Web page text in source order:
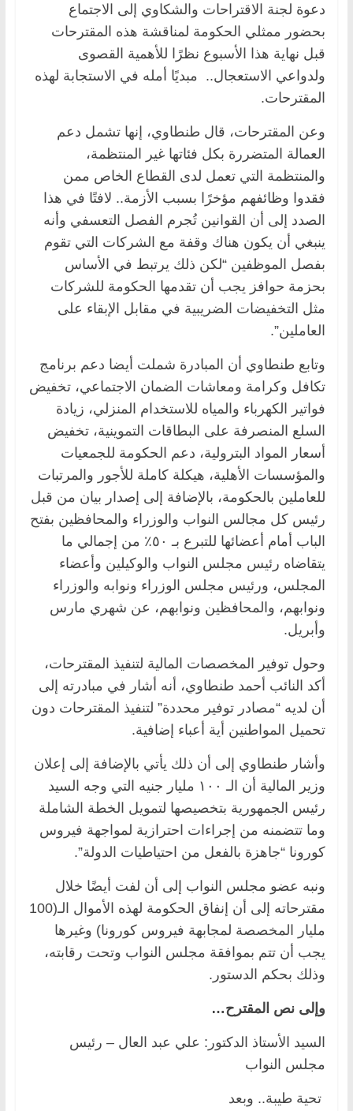
دعوة لجنة الاقتراحات والشكاوي إلى الاجتماع
بحضور ممثلي الحكومة لمناقشة هذه المقترحات
قبل نهاية هذا الأسبوع نظرًا للأهمية القصوى
ولدواعي الاستعجال.. مبديًا أمله في الاستجابة لهذه
المقترحات.
وعن المقترحات، قال طنطاوي، إنها تشمل دعم
العمالة المتضررة بكل فئاتها غير المنتظمة،
والمنتظمة التي تعمل لدى القطاع الخاص ممن
فقدوا وظائفهم مؤخرًا بسبب الأزمة.. لافتًا في هذا
الصدد إلى أن القوانين تُجرم الفصل التعسفي وأنه
ينبغي أن يكون هناك وقفة مع الشركات التي تقوم
بفصل الموظفين “لكن ذلك يرتبط في الأساس
بحزمة حوافز يجب أن تقدمها الحكومة للشركات
مثل التخفيضات الضريبية في مقابل الإبقاء على
العاملين”.
وتابع طنطاوي أن المبادرة شملت أيضا دعم برنامج
تكافل وكرامة ومعاشات الضمان الاجتماعي، تخفيض
فواتير الكهرباء والمياه للاستخدام المنزلي، زيادة
السلع المنصرفة على البطاقات التموينية، تخفيض
أسعار المواد البترولية، دعم الحكومة للجمعيات
والمؤسسات الأهلية، هيكلة كاملة للأجور والمرتبات
للعاملين بالحكومة، بالإضافة إلى إصدار بيان من قبل
رئيس كل مجالس النواب والوزراء والمحافظين بفتح
الباب أمام أعضائها للتبرع بـ ٥٠٪ من إجمالي ما
يتقاضاه رئيس مجلس النواب والوكيلين وأعضاء
المجلس، ورئيس مجلس الوزراء ونوابه والوزراء
ونوابهم، والمحافظين ونوابهم، عن شهري مارس
وأبريل.
وحول توفير المخصصات المالية لتنفيذ المقترحات،
أكد النائب أحمد طنطاوي، أنه أشار في مبادرته إلى
أن لديه “مصادر توفير محددة” لتنفيذ المقترحات دون
تحميل المواطنين أية أعباء إضافية.
وأشار طنطاوي إلى أن ذلك يأتي بالإضافة إلى إعلان
وزير المالية أن الـ ١٠٠ مليار جنيه التي وجه السيد
رئيس الجمهورية بتخصيصها لتمويل الخطة الشاملة
وما تتضمنه من إجراءات احترازية لمواجهة فيروس
كورونا “جاهزة بالفعل من احتياطيات الدولة”.
ونبه عضو مجلس النواب إلى أن لفت أيضًا خلال
مقترحاته إلى أن إنفاق الحكومة لهذه الأموال الـ(100
مليار المخصصة لمجابهة فيروس كورونا) وغيرها
يجب أن تتم بموافقة مجلس النواب وتحت رقابته،
وذلك بحكم الدستور.
وإلى نص المقترح…
السيد الأستاذ الدكتور: علي عبد العال – رئيس
مجلس النواب
تحية طيبة.. وبعد